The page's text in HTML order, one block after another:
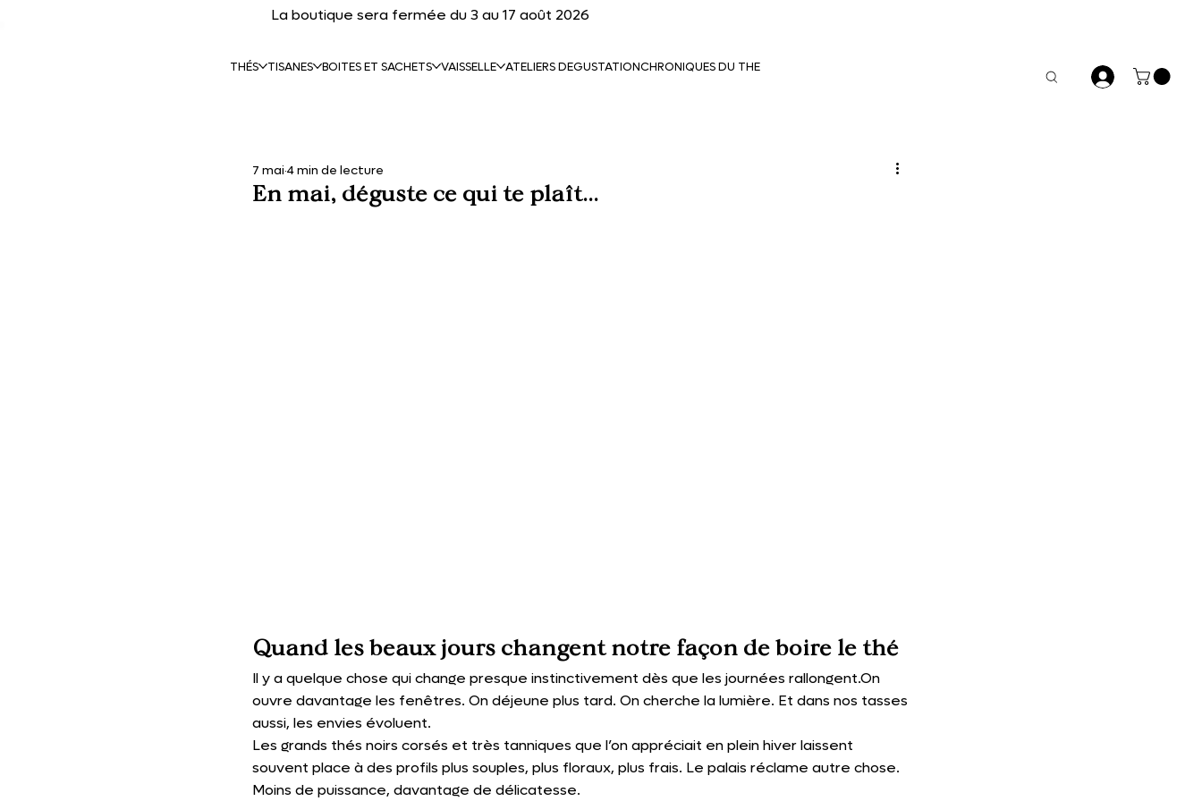
La boutique sera fermée du 3 au 17 août 2026
THÉS TISANES BOITES ET SACHETS VAISSELLE ATELIERS DEGUSTATIONCHRONIQUES DU THE
En mai, déguste ce qui te plaît...
7 mai 4 min de lecture
Quand les beaux jours changent notre façon de boire le thé
Il y a quelque chose qui change presque instinctivement dès que les journées rallongent.On
ouvre davantage les fenêtres. On déjeune plus tard. On cherche la lumière. Et dans nos tasses
aussi, les envies évoluent.
Les grands thés noirs corsés et très tanniques que l’on appréciait en plein hiver laissent
souvent place à des profils plus souples, plus floraux, plus frais. Le palais réclame autre chose.
Moins de puissance, davantage de délicatesse.